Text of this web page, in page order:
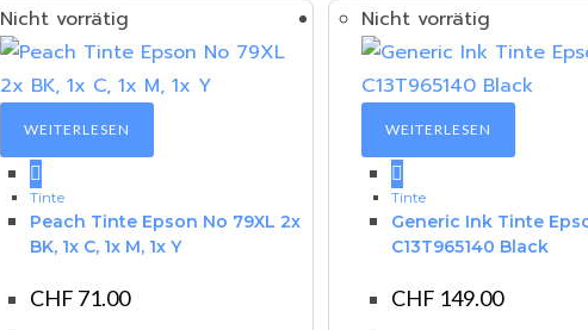
Nicht vorrätig
WEITERLESEN
Tinte
Peach Tinte Epson No 79XL 2x
BK, 1x C, 1x M, 1x Y
CHF 71.00
Nicht vorrätig
WEITERLESEN
Tinte
Generic Ink Tinte
C13T965140 Black
CHF 149.00